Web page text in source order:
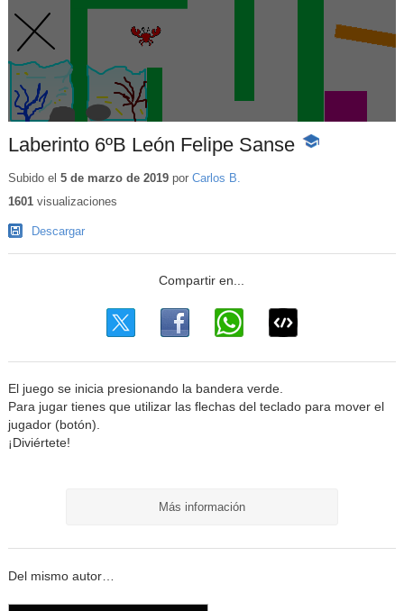
Laberinto 6ºB León Felipe Sanse -
Subido el 5 de marzo de 2019por Carlos B.
1601visualizaciones
Descargar
El juego se inicia presionando la bandera verde.
Para jugar tienes que utilizar las flechas del teclado para mover el
jugador (botón).
¡Diviértete!
Más información
Del mismo autor…